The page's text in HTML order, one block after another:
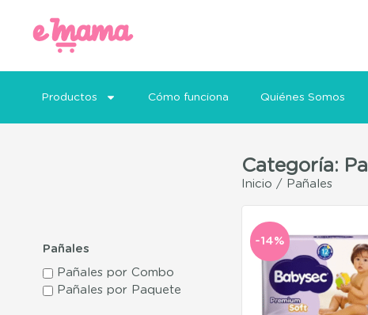
Productos Cómo funciona Quiénes Somos
Pañales
Pañales por Combo
Pañales por Paquete
Categoría:
Inicio / Pañales
-14%